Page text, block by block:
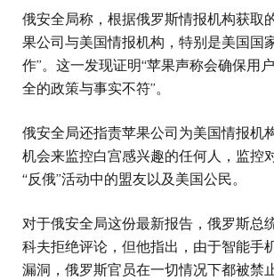
俄安全局称，根据俄罗斯情报机构获取
果公司与美国情报机构，特别是美国国
作”。这一发现证明“苹果声称会确保用
全的政策与事实不符”。
俄安全局还指责苹果公司为美国情报机
机会来监控白宫感兴趣的任何人，监控
“反俄”活动中的盟友以及美国公民。
对于俄安全局这份最新报告，俄罗斯总
科夫拒绝评论，但他指出，由于智能手
漏洞，俄罗斯官员在一切情况下都被禁